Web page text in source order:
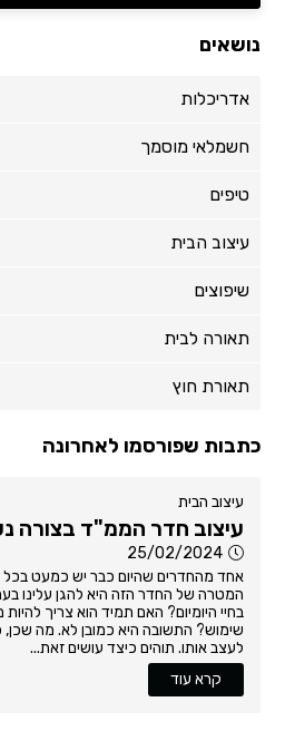
נושאים
אדריכלות
חשמלאי מוסמך
טיפים
עיצוב הבית
שיפוצים
תאורה לבית
תאורת חוץ
כתבות שפורסמו לאחרונה
עיצוב הבית
עיצוב חדר הממ"ד בצורה
25/02/2024
אחד מהחדרים שהיום כבר יש כמעט
המטרה של החדר הזה היא להגן עלינו
בחיי היומיום? האם תמיד הוא צריך
שימוש? התשובה היא כמובן לא. מה
לעצב אותו. תוהים כיצד עושים זאת...
קרא עוד